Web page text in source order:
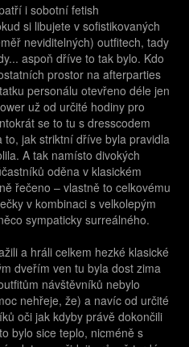
i sobotní fetish
si libujete v sofistikovaných
neviditelných) outfitech, tady
aspoň dříve to tak bylo. Kdo
prostor na afterparties
personálu otevřeno déle jen
už od určité hodiny pro
se to tu s dresscodem
jak striktní dříve byla pravidla
A tak namísto divokých
oděna v klasickém
řečeno – vlastně to celkovému
v kombinaci s velkolepým
sympaticky surreálného.
a hráli celkem hezké klasické
dveřím ven tu byla dost zima
návštěvníků nebylo
nehřeje, že) a navíc od určité
oči jak kdyby právě dokončili
bylo sice teplo, nicméně s